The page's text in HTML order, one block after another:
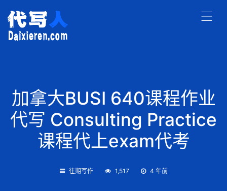
加拿大BUSI 640课程作业
代写 Consulting Practice
课程代上exam代考
往期写作 1,517 4 年前